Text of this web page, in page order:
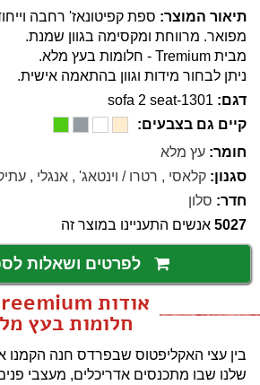
תיאור המוצר: ספת קפיטונאז' רחבה
מפואר. מרווחת ומקסימה בגוון שמנת.
מבית Tremium - חלומות בעץ מלא.
ניתן לבחור מידות וגוון בהתאמה אישית.
דגם: sofa 2 seat-1301
קיים גם בצבעים:
חומר: עץ מלא
סגנון: קלאסי , רטרו / וינטאג' , אנגלי ,
חדר: סלון
5027 אנשים התעניינו במוצר זה
לפרטים ושאלות
חלומות בעץ
בין עצי האקליפטוס שבפרדס חנה
שלנו שבו מתכנסים אדריכלים, מעצבי פנים